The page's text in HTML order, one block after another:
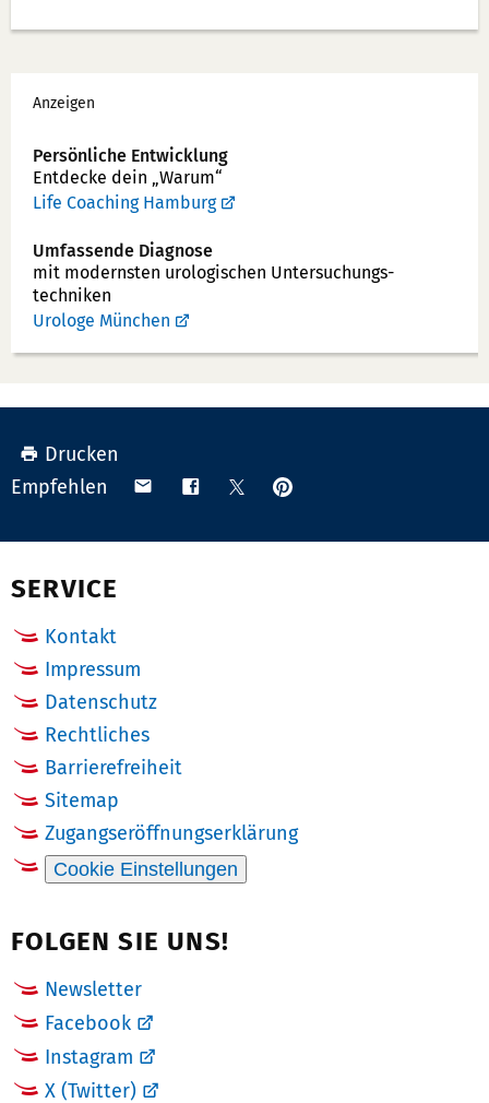
f
n
u
m
m
e
r:
Werbung
Anzeigen
Persönliche Entwicklung
Entdecke dein „Warum“
Life Coaching Hamburg
Umfassende Diagnose
mit modernsten uro­logischen Unter­suchungs­
techniken
Urologe München
Drucken
Empfehlen
Teilen Teilen TeilenAnpinnen
SERVICE
Kontakt
Impressum
Datenschutz
Rechtliches
Barrierefreiheit
Sitemap
Zugangseröffnungserklärung
Cookie Einstellungen
FOLGEN SIE UNS!
Newsletter
Facebook
Instagram
X (Twitter)